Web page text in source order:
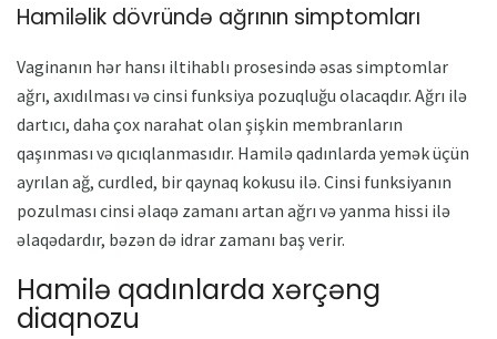
Hamiləlik dövründə ağrının simptomları
Vaginanın hər hansı iltihablı prosesində əsas simptomlar
ağrı, axıdılması və cinsi funksiya pozuqluğu olacaqdır. Ağrı ilə
dartıcı, daha çox narahat olan şişkin membranların
qaşınması və qıcıqlanmasıdır. Hamilə qadınlarda yemək üçün
ayrılan ağ, curdled, bir qaynaq kokusu ilə. Cinsi funksiyanın
pozulması cinsi əlaqə zamanı artan ağrı və yanma hissi ilə
əlaqədardır, bəzən də idrar zamanı baş verir.
Hamilə qadınlarda xərçəng
diaqnozu